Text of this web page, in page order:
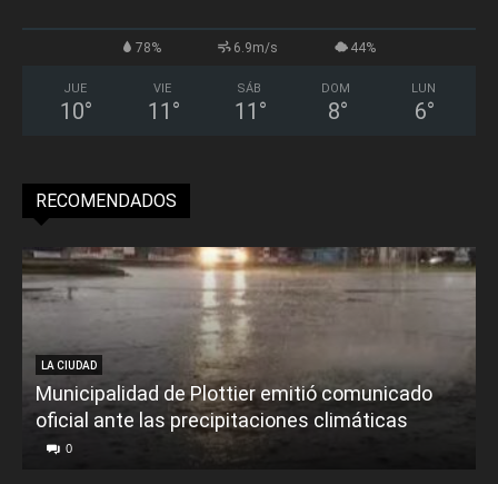
78% 6.9m/s 44%
JUE
10°
VIE
11 °
SÁB
11 °
DOM
8°
LUN
6°
RECOMENDADOS
LA CIUDAD
Municipalidad de Plottier emitió comunicado
oficial ante las precipitaciones climáticas
0